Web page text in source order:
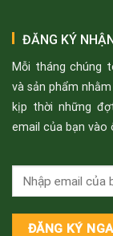
ĐĂNG KÝ
Mỗi tháng chúng
và sản phẩm
kịp thời những
email của bạn vào